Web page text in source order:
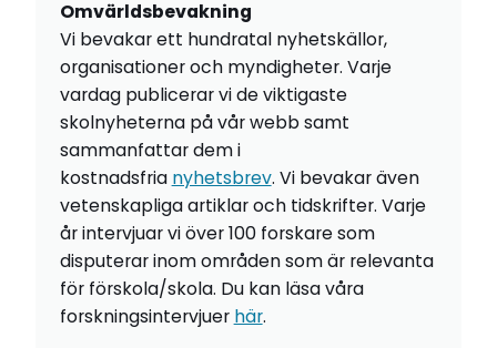
Omvärldsbevakning
Vi bevakar ett hundratal nyhetskällor,
organisationer och myndigheter. Varje
vardag publicerar vi de viktigaste
skolnyheterna på vår webb samt
sammanfattar dem i
kostnadsfria nyhetsbrev. Vi bevakar även
vetenskapliga artiklar och tidskrifter. Varje
år intervjuar vi över 100 forskare som
disputerar inom områden som är relevanta
för förskola/skola. Du kan läsa våra
forskningsintervjuer här.